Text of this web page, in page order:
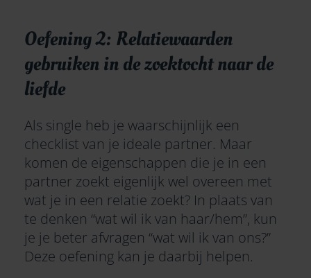
Oefening 2: Relatiewaarden
gebruiken in de zoektocht naar de
liefde
Als single heb je waarschijnlijk een
checklist van je ideale partner. Maar
komen de eigenschappen die je in een
partner zoekt eigenlijk wel overeen met
wat je in een relatie zoekt? In plaats van
te denken “wat wil ik van haar/hem”, kun
je je beter afvragen “wat wil ik van ons?”
Deze oefening kan je daarbij helpen.